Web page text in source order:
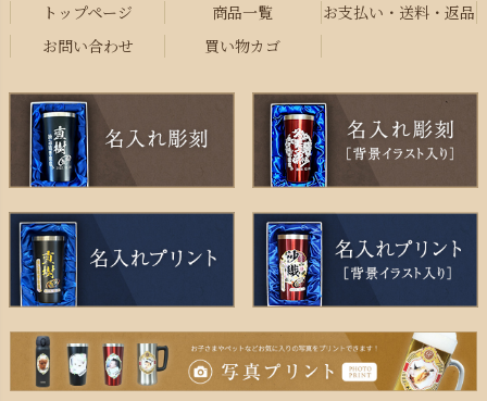
トップページ 商品一覧
お支払い・送料・返品
お問い合わせ
買い物カゴ